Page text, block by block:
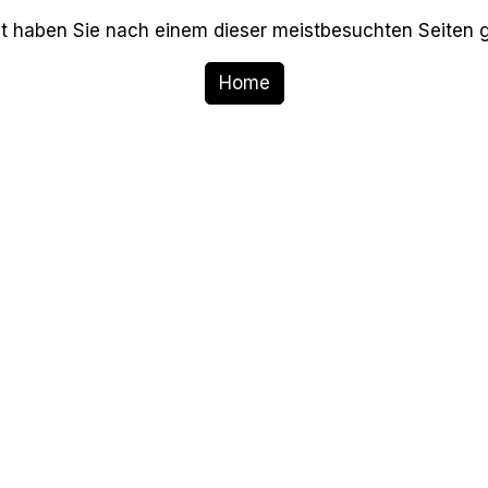
haben Sie nach einem dieser meistbesuchten Seiten
Home